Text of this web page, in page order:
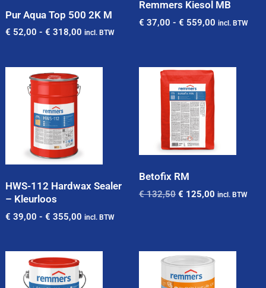
Pur Aqua Top 500 2K M
€ 52,00 - € 318,00 incl. BTW
Remmers Kiesol MB
€ 37,00 - € 559,00 incl. BTW
HWS-112 Hardwax Sealer
– Kleurloos
€ 39,00 - € 355,00 incl. BTW
Betofix RM
€132,50 € 125,00 incl. BTW